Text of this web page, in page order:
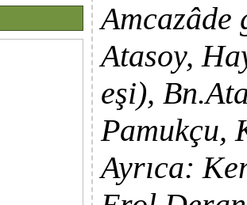
Atasoy,
eşi),
Pamukçu,
Ayrıca: